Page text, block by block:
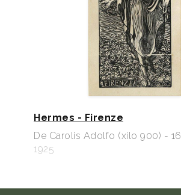
Hermes - Firenze
De Carolis Adolfo (xilo 900) - 16
1925